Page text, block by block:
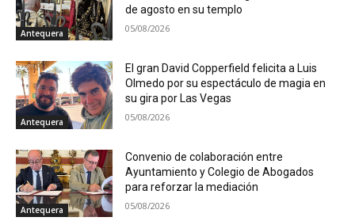
Antequera
de agosto en su templo
05/08/2026
Antequera
El gran David Copperfield felicita a Luis
Olmedo por su espectáculo de magia en
su gira por Las Vegas
05/08/2026
Antequera
Convenio de colaboración entre
Ayuntamiento y Colegio de Abogados
para reforzar la mediación
05/08/2026